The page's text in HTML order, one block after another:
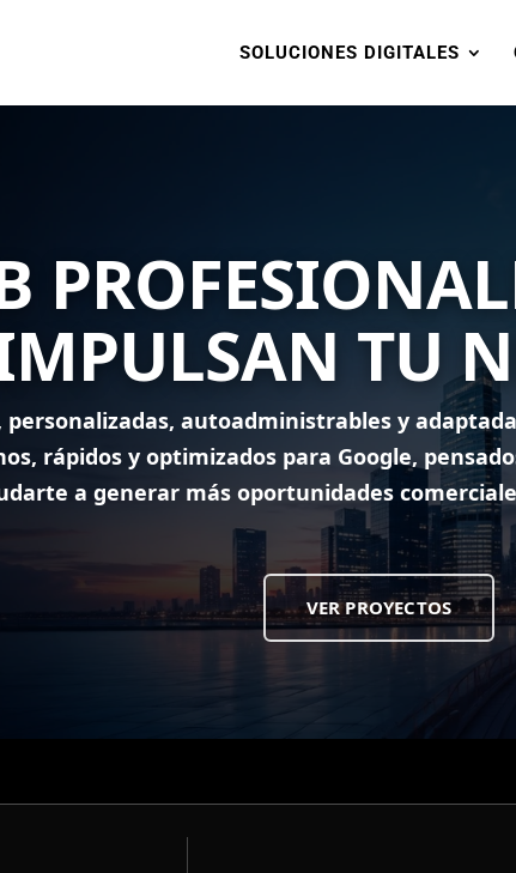
SOLUCIONES DIGITALES
TU
autoadministrables y
rápidos y optimizados para Google,
a generar más oportunidades
VER PROYECTOS